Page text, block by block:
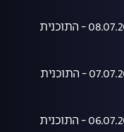
הצינור 08.07.2026 - התוכנית
הצינור 07.07.2026 - התוכנית
הצינור 06.07.2026 - התוכנית